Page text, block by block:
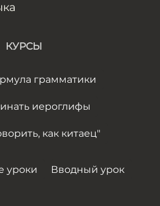
КУРСЫ
грамматики
иероглифы
как китаец"
уроки Вводный урок